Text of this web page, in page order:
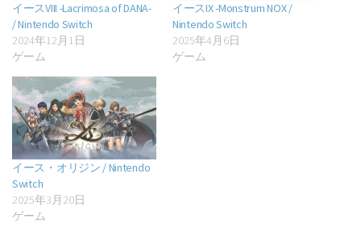
イースVIII -Lacrimosa of DANA-
/ Nintendo Switch
2024年12月1日
ゲーム
イースIX -Monstrum NOX /
Nintendo Switch
2025年4月6日
ゲーム
イース・オリジン / Nintendo
Switch
2025年3月20日
ゲーム